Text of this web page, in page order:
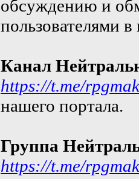
обсуждению и
пользователями
Канал
https://t.me/
нашего портала.
Группа
https://t.me/